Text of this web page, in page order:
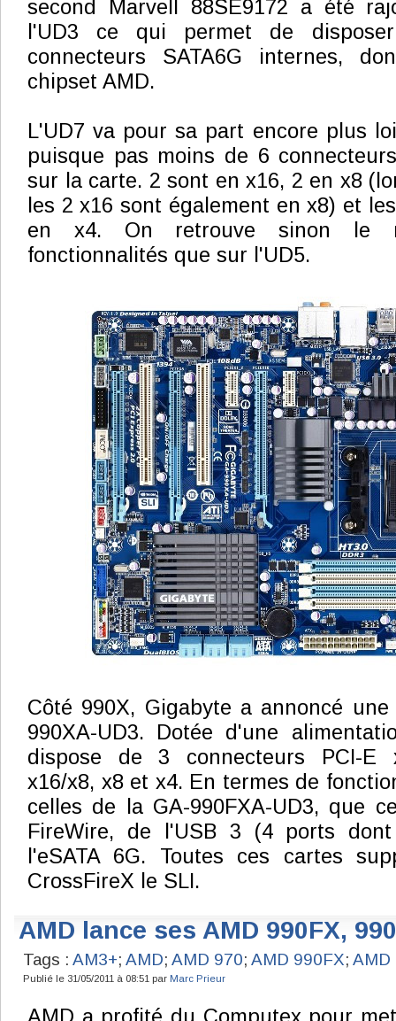
second Marvell 88SE9172 a été
l'UD3 ce qui permet de
connecteurs SATA6G internes,
chipset AMD.
L'UD7 va pour sa part encore plus
puisque pas moins de 6
sur la carte. 2 sont en x16, 2 en x8
les 2 x16 sont également en x8) et
en x4. On retrouve sinon le
fonctionnalités que sur l'UD5.
Côté 990X, Gigabyte a annoncé
990XA-UD3. Dotée d'une
dispose de 3 connecteurs PCI-E
x16/x8, x8 et x4. En termes de
celles de la GA-990FXA-UD3, que
FireWire, de l'USB 3 (4 ports
l'eSATA 6G. Toutes ces cartes
CrossFireX le SLI.
AMD lance ses AMD 990FX,
Tags : AM3+; AMD; AMD 970; AMD 990FX; AMD
Publié le 31/05/2011 à 08:51 par Marc Prieur